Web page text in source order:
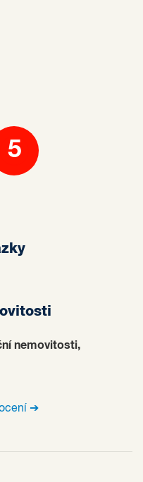
5
nemovitosti,
➔